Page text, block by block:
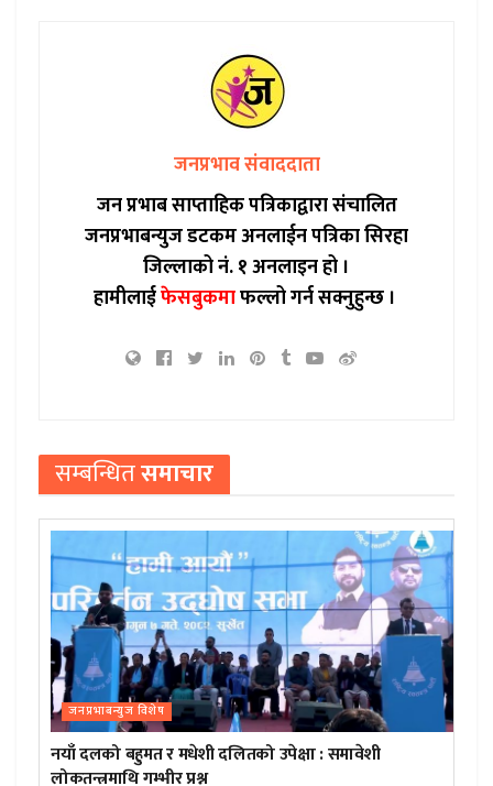
जनप्रभाव संवाददाता
जन प्रभाब साप्ताहिक पत्रिकाद्वारा संचालित
जनप्रभाबन्युज डटकम अनलाईन पत्रिका सिरहा
जिल्लाको नं. १ अनलाइन हो ।
हामीलाईफेसबुकमाफल्लो गर्न सक्नुहुन्छ ।
सम्बन्धितसमाचार
जनप्रभाबन्युज विशेष
नयाँ दलको बहुमत र मधेशी दलितको उपेक्षा : समावेशी
लोकतन्त्रमाथि गम्भीर प्रश्न